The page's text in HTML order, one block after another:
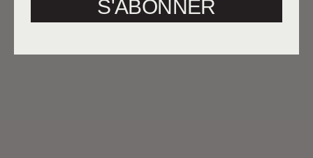
S'ABONNER